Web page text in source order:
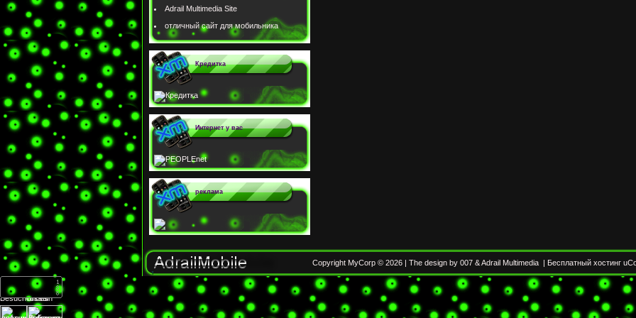
Adrail Multimedia Site
отличный сайт для мобильника
Кредитка
Интернет у вас
реклама
Copyright MyCorp © 2026 | The design by 007 &Adrail Multimedia | Бесплатный хостинг